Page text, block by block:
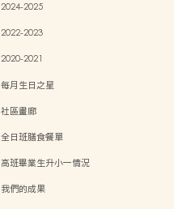
2024-2025
2022-2023
2020-2021
每月生日之星
社區畫廊
全日班膳食餐單
高班畢業生升小一情況
我們的成果